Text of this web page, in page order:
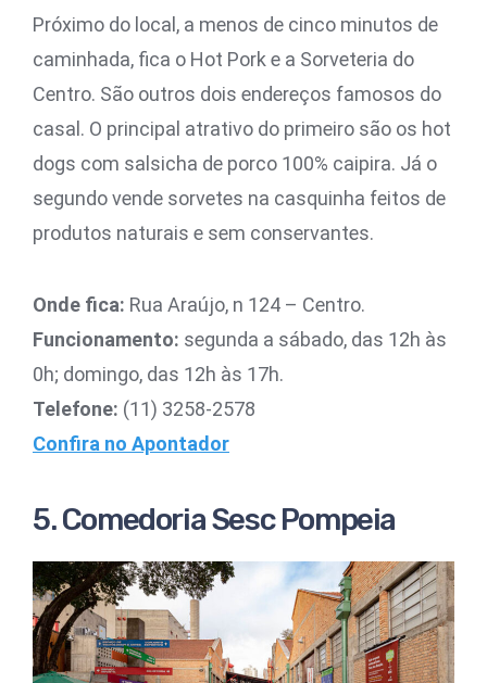
Próximo do local, a menos de cinco minutos de
caminhada, fica o Hot Pork e a Sorveteria do
Centro. São outros dois endereços famosos do
casal. O principal atrativo do primeiro são os hot
dogs com salsicha de porco 100% caipira. Já o
segundo vende sorvetes na casquinha feitos de
produtos naturais e sem conservantes.
Onde fica: Rua Araújo, n 124 – Centro.
Funcionamento: segunda a sábado, das 12h às
0h; domingo, das 12h às 17h.
Telefone: (11) 3258-2578
Confira no Apontador
5. Comedoria Sesc Pompeia